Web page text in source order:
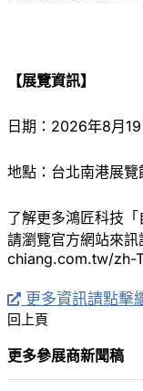
【展覽資訊】
日期：2026年8月
地點：台北南港展
了解更多鴻匠科技
請瀏覽官方網站來
chiang.com.tw/zh-
更多資訊請點擊
回上頁
更多參展商新聞稿